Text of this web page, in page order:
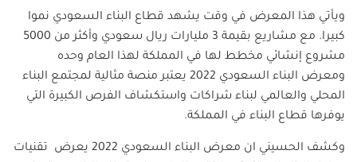
ويأتي هذا المعرض في وقت يشهد قطاع البناء السعودي نموا
كبيرا. مع مشاريع بقيمة 3 مليارات ريال سعودي وأكثر من 5000
مشروع إنشائي مخطط لها في المملكة لهذا العام وحده
ومعرض البناء السعودي 2022 يعتبر منصة مثالية لمجتمع البناء
المحلي والعالمي لبناء شراكات واستكشاف الفرص الكبيرة التي
يوفرها قطاع البناء في المملكة.
وكشف الحسيني ان معرض البناء السعودي 2022 يعرض تقنيات